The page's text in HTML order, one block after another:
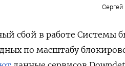
Сергей
сбой в работе Системы
по масштабу